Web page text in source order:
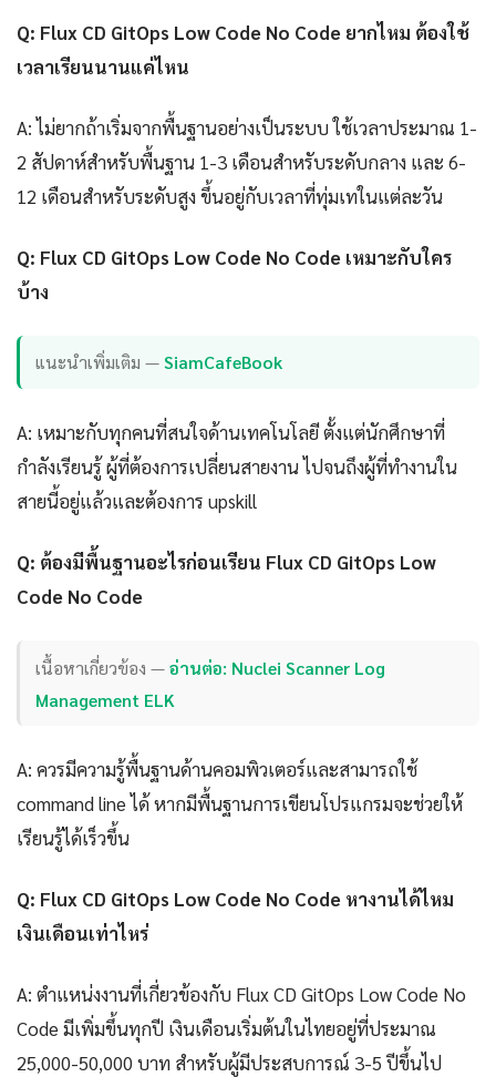
Q: Flux CD GitOps Low Code No Code ยากไหม ต้องใช้
เวลาเรียนนานแค่ไหน
A: ไม่ยากถ้าเริ่มจากพื้นฐานอย่างเป็นระบบ ใช้เวลาประมาณ 1-
2 สัปดาห์สำหรับพื้นฐาน 1-3 เดือนสำหรับระดับกลาง และ 6-
12 เดือนสำหรับระดับสูง ขึ้นอยู่กับเวลาที่ทุ่มเทในแต่ละวัน
Q: Flux CD GitOps Low Code No Code เหมาะกับใคร
บ้าง
แนะนำเพิ่มเติม —SiamCafeBook
A: เหมาะกับทุกคนที่สนใจด้านเทคโนโลยี ตั้งแต่นักศึกษาที่
กำลังเรียนรู้ ผู้ที่ต้องการเปลี่ยนสายงาน ไปจนถึงผู้ที่ทำงานใน
สายนี้อยู่แล้วและต้องการ upskill
Q: ต้องมีพื้นฐานอะไรก่อนเรียน Flux CD GitOps Low
Code No Code
เนื้อหาเกี่ยวข้อง —อ่านต่อ: Nuclei Scanner Log
Management ELK
A: ควรมีความรู้พื้นฐานด้านคอมพิวเตอร์และสามารถใช้
command line ได้ หากมีพื้นฐานการเขียนโปรแกรมจะช่วยให้
เรียนรู้ได้เร็วขึ้น
Q: Flux CD GitOps Low Code No Code หางานได้ไหม
เงินเดือนเท่าไหร่
A: ตำแหน่งงานที่เกี่ยวข้องกับ Flux CD GitOps Low Code No
Code มีเพิ่มขึ้นทุกปี เงินเดือนเริ่มต้นในไทยอยู่ที่ประมาณ
25,000-50,000 บาท สำหรับผู้มีประสบการณ์ 3-5 ปีขึ้นไป